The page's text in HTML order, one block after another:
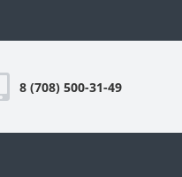
8 (708) 500-31-49